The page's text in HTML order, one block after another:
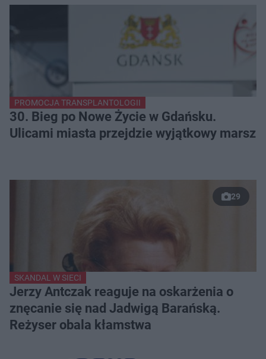
PROMOCJA TRANSPLANTOLOGII
30. Bieg po Nowe Życie w Gdańsku.
Ulicami miasta przejdzie wyjątkowy marsz
29
SKANDAL W SIECI
Jerzy Antczak reaguje na oskarżenia o
znęcanie się nad Jadwigą Barańską.
Reżyser obala kłamstwa